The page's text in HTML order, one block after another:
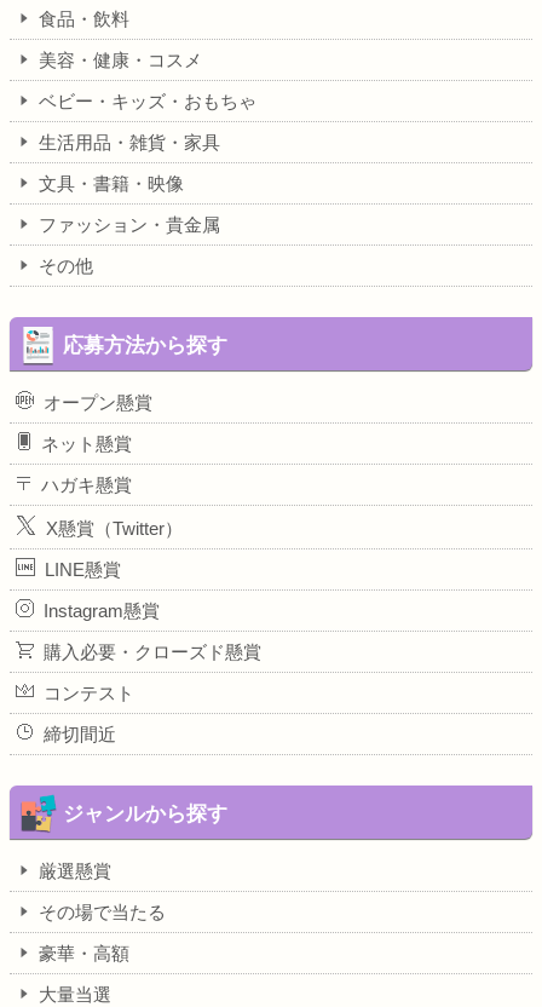
食品・飲料
美容・健康・コスメ
ベビー・キッズ・おもちゃ
生活用品・雑貨・家具
文具・書籍・映像
ファッション・貴金属
その他
応募方法から探す
オープン懸賞
ネット懸賞
ハガキ懸賞
X懸賞（Twitter）
LINE懸賞
Instagram懸賞
購入必要・クローズド懸賞
コンテスト
締切間近
ジャンルから探す
厳選懸賞
その場で当たる
豪華・高額
大量当選